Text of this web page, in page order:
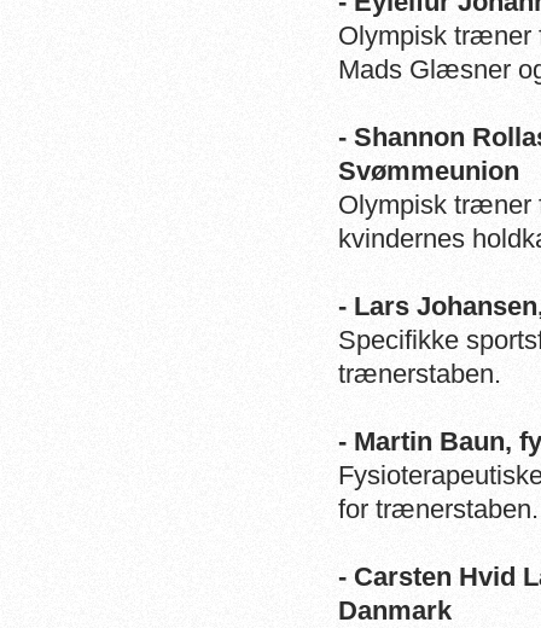
Olympisk træner
Mads Glæsner
- Shannon
Svømmeunion
Olympisk træner
kvindernes
- Lars
Specifikke
trænerstaben.
- Martin Baun,
for trænerstaben.
- Carsten Hvid
Danmark